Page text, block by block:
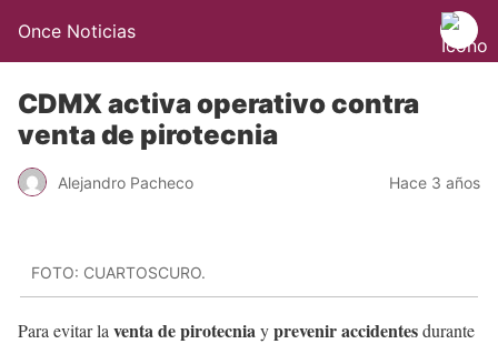
Once Noticias
CDMX activa operativo contra
venta de pirotecnia
Alejandro Pacheco Hace 3 años
FOTO: CUARTOSCURO.
Para evitar la venta de pirotecniayprevenir accidentesdurante